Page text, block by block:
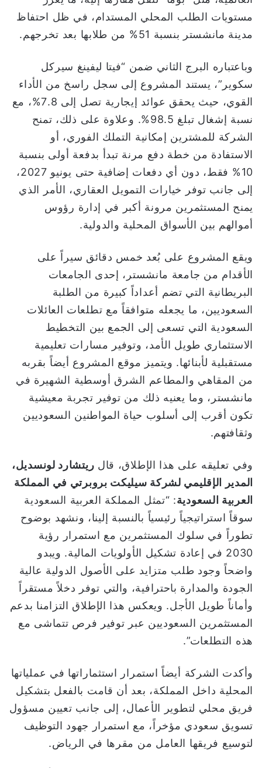
مستويات الطلب المحلي المستدام، في ظل احتفاظ
مدينة مانشستر بنسبة 51% من طلابها بعد تخرجهم.
وباعتباره البرج الثاني ضمن “فيتا ليفينغ سيركل
سكوير”، يستند المشروع إلى سجل راسخ من الأداء
القوي، حيث يحقق عوائد إيجارية تصل إلى 7.8%، مع
نسبة إشغال تبلغ 98.5%. وعلاوة على ذلك، تمنح
الشركة للمشترين إمكانية التملك الفوري، أو
الاستفادة من خطة دفع مرنة تبدأ بدفعة أولى بنسبة
10% فقط، دون أي دفعات إضافية حتى يونيو 2027،
إلى جانب توفر خيارات التمويل العقاري، الأمر الذي
يمنح المستثمرين مرونة أكبر في إدارة رؤوس
أموالهم بين الأسواق المحلية والدولية.
ويقع المشروع على بُعد خمس دقائق سيراً على
الأقدام من جامعة مانشستر، إحدى الجامعات
البريطانية التي تضم أعداداً كبيرة من الطلبة
السعوديين، ما يجعله متوافقاً مع تطلعات العائلات
السعودية التي تسعى إلى الجمع بين التخطيط
الاستثماري طويل الأمد، وتوفير مسارات تعليمية
مستقبلية لأبنائها. ويتميز موقع المشروع أيضاً بقربه
من المقاهي والمطاعم الشرق أوسطية الشهيرة في
مانشستر، وما يعنيه ذلك من توفير تجربة معيشية
تكون أقرب إلى أسلوب حياة المواطنين السعوديين
وثقافتهم.
وفي تعليقه على هذا الإطلاق، قال ريتشارد لونسديل،
المدير الإقليمي لشركة سيليكت بروبرتي في المملكة
العربية السعودية: “تمثل المملكة العربية السعودية
سوقاً استراتيجياً رئيسياً بالنسبة إلينا، ونشهد بوضوح
تطوراً في سلوك المستثمرين مع استمرار رؤية
2030 في إعادة تشكيل الأولويات المالية. ويبدو
واضحاً وجود طلب متزايد على الأصول الدولية عالية
الجودة والمدارة باحترافية، والتي توفر دخلاً مستقراً
وأماناً طويل الأجل. ويعكس هذا الإطلاق التزامنا بدعم
المستثمرين السعوديين عبر توفير فرص تتماشى مع
هذه التطلعات”.
وأكدت الشركة أيضاً استمرار استثماراتها في عملياتها
المحلية داخل المملكة، بعد أن قامت بالفعل بتشكيل
فريق محلي لتطوير الأعمال، إلى جانب تعيين مسؤول
تسويق سعودي مؤخراً، مع استمرار جهود التوظيف
لتوسيع فريقها العامل من مقرها في الرياض.